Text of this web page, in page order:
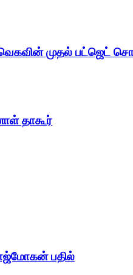
முதல் பட்ஜெட்
தாகூர்
பதில்